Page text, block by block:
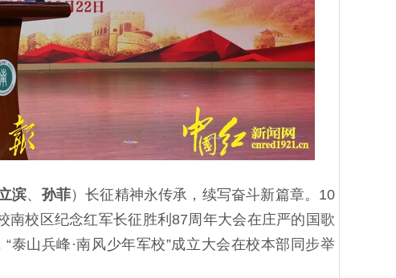
滨、 孙菲）长征精神永传承，续写奋斗新篇章。10
南校区纪念红军长征胜利87周年大会在庄严的国歌
山兵峰·南风少年军校”成立大会在校本部同步举